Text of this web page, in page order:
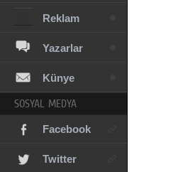
Reklam
Yazarlar
Künye
SOSYAL MEDYA
Facebook
Twitter